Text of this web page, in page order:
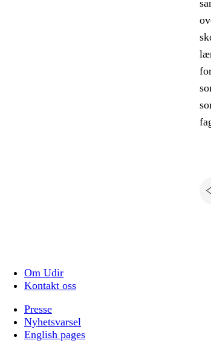
Om Udir
Kontakt oss
Presse
Nyhetsvarsel
English pages